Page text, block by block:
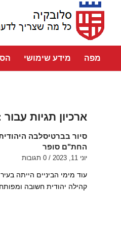
מפה מידע שימושי
ארכיון תגיות עבור
סיור בברטיסלבה
החת"ם סופר
יוני 11, 2023 / 0 תגובות
עוד מימי הביניים הייתה
קהילה יהודית חשובה